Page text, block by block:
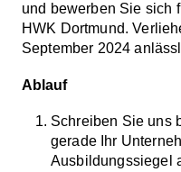
und bewerben Sie sich
HWK Dortmund.
September 2024
Ablauf
Schreiben Sie uns
gerade Ihr
Ausbildungssiegel